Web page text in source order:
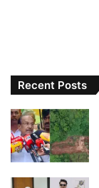
Recent Posts